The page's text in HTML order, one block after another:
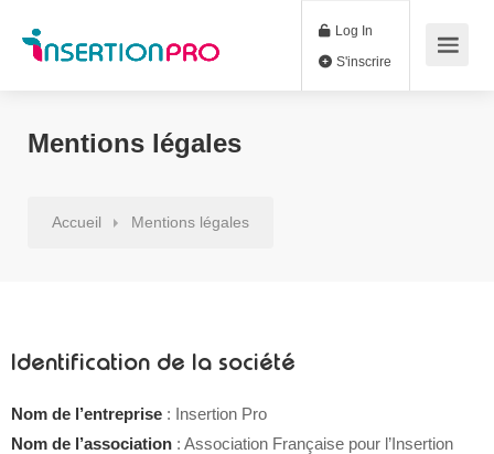
Log In
Mentions légales
Accueil Mentions légales
Identification de la société
Nom de l’entreprise : Insertion Pro
Nom de l’association : Association Française pour l’Insertion